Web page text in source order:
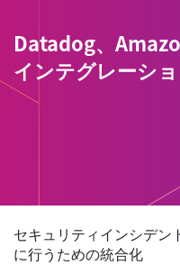
Datadog、
インテグレーシ
セキュリティインシデン
に行うための統合化